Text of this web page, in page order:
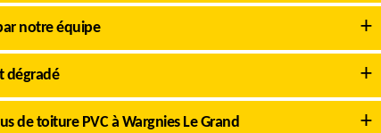
notre équipe
dégradé
de toiture PVC à Wargnies Le Grand